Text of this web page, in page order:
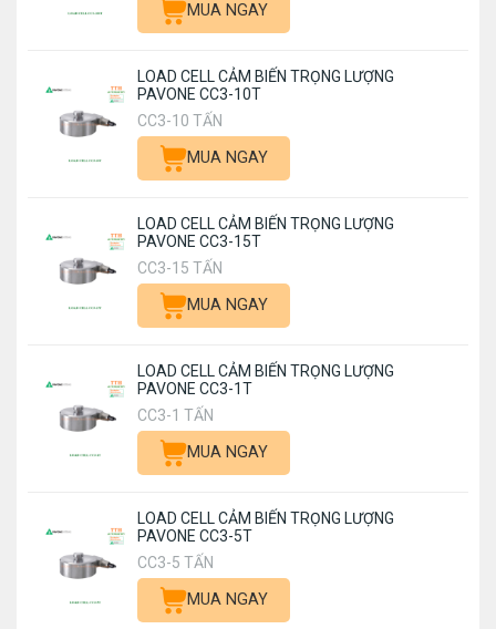
MUA NGAY
LOAD CELL CẢM BIẾN TRỌNG LƯỢNG
PAVONE CC3-10T
CC3-10 TẤN
MUA NGAY
LOAD CELL CẢM BIẾN TRỌNG LƯỢNG
PAVONE CC3-15T
CC3-15 TẤN
MUA NGAY
LOAD CELL CẢM BIẾN TRỌNG LƯỢNG
PAVONE CC3-1T
CC3-1 TẤN
MUA NGAY
LOAD CELL CẢM BIẾN TRỌNG LƯỢNG
PAVONE CC3-5T
CC3-5 TẤN
MUA NGAY